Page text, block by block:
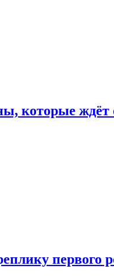
которые ждёт
первого